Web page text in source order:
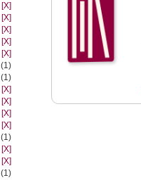
[X]
[X]
[X]
[X]
[X]
(1)
(1)
[X]
[X]
[X]
[X]
(1)
[X]
[X]
(1)